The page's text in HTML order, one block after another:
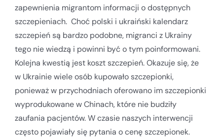
zapewnienia migrantom informacji o dostępnych
szczepieniach. Choć polski i ukraiński kalendarz
szczepień są bardzo podobne, migranci z Ukrainy
tego nie wiedzą i powinni być o tym poinformowani.
Kolejna kwestią jest koszt szczepień. Okazuje się, że
w Ukrainie wiele osób kupowało szczepionki,
ponieważ w przychodniach oferowano im szczepionki
wyprodukowane w Chinach, które nie budziły
zaufania pacjentów. W czasie naszych interwencji
często pojawiały się pytania o cenę szczepionek.